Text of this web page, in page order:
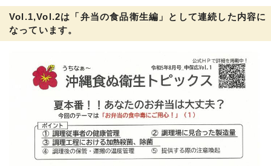
Vol.1,Vol.2は「弁当の食品衛生編」として連続した内容に
なっています。